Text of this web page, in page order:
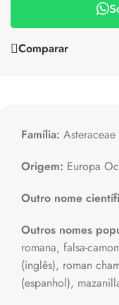
Comparar
Família: Asteraceae
Origem: Europa
Outro nome
Outros nomes
romana, falsa-
(inglês), roman
(espanhol),